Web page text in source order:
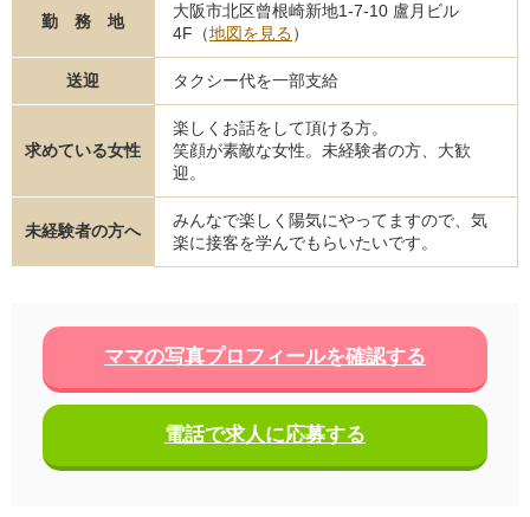
勤 務 地
大阪市北区曾根崎新地1-7-10 盧月ビル
4F（地図を見る）
送迎 タクシー代を一部支給
求めている女性
楽しくお話をして頂ける方。
笑顔が素敵な女性。未経験者の方、大歓
迎。
未経験者の方へ
みんなで楽しく陽気にやってますので、気
楽に接客を学んでもらいたいです。
ママの写真プロフィールを確認する
電話で求人に応募する